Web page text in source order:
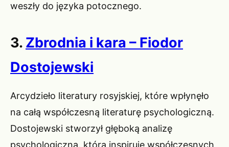
weszły do języka potocznego.
3. Zbrodnia i kara – Fiodor
Dostojewski
Arcydzieło literatury rosyjskiej, które wpłynęło
na całą współczesną literaturę psychologiczną.
Dostojewski stworzył głęboką analizę
psychologiczną, która inspiruje współczesnych